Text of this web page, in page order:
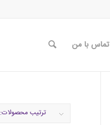
تماس با من
ترتیب محصولات: